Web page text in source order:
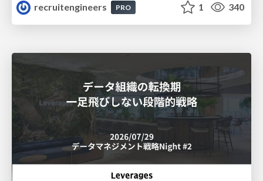
recruitengineers
PRO 1 340